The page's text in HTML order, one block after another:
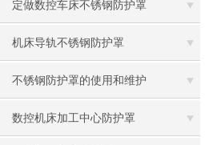
定做数控车床不锈钢防护罩
机床导轨不锈钢防护罩
不锈钢防护罩的使用和维护
数控机床加工中心防护罩